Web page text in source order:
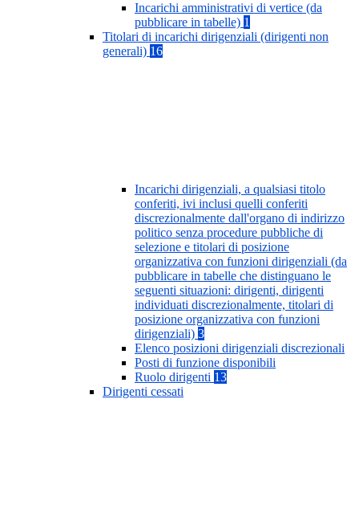
Incarichi amministrativi di vertice (da
pubblicare in tabelle) 1
Titolari di incarichi dirigenziali (dirigenti non
generali) 16
Incarichi dirigenziali, a qualsiasi titolo
conferiti, ivi inclusi quelli conferiti
discrezionalmente dall'organo di indirizzo
politico senza procedure pubbliche di
selezione e titolari di posizione
organizzativa con funzioni dirigenziali (da
pubblicare in tabelle che distinguano le
seguenti situazioni: dirigenti, dirigenti
individuati discrezionalmente, titolari di
posizione organizzativa con funzioni
dirigenziali) 3
Elenco posizioni dirigenziali discrezionali
Posti di funzione disponibili
Ruolo dirigenti 13
Dirigenti cessati